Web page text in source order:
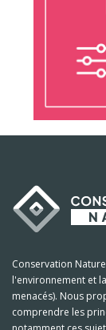
Conservation
l'environnement et
menacés). Nous
comprendre les